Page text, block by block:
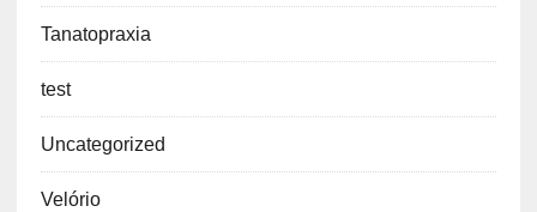
Tanatopraxia
test
Uncategorized
Velório